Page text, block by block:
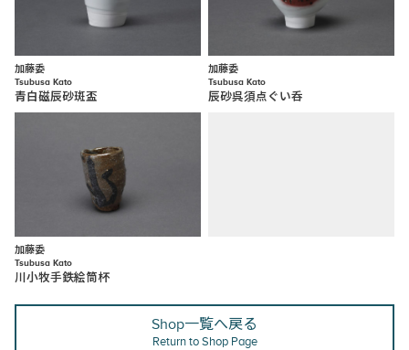
加藤委
Tsubusa Kato
青白磁辰砂斑盃
加藤委
Tsubusa Kato
辰砂呉須点ぐい呑
加藤委
Tsubusa Kato
川小牧手鉄絵筒杯
Shop一覧へ戻る
Return to Shop Page